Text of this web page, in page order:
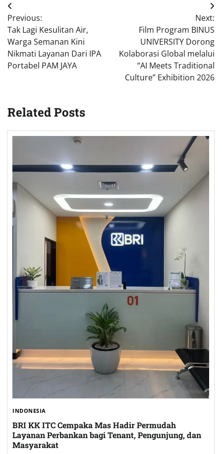
Post
navigation
Previous:
Tak Lagi Kesulitan Air,
Warga Semanan Kini
Nikmati Layanan Dari IPA
Portabel PAM JAYA
Next:
Film Program BINUS
UNIVERSITY Dorong
Kolaborasi Global melalui
“AI Meets Traditional
Culture” Exhibition 2026
Related Posts
INDONESIA
BRI KK ITC Cempaka Mas Hadir Permudah
Layanan Perbankan bagi Tenant, Pengunjung, dan
Masyarakat